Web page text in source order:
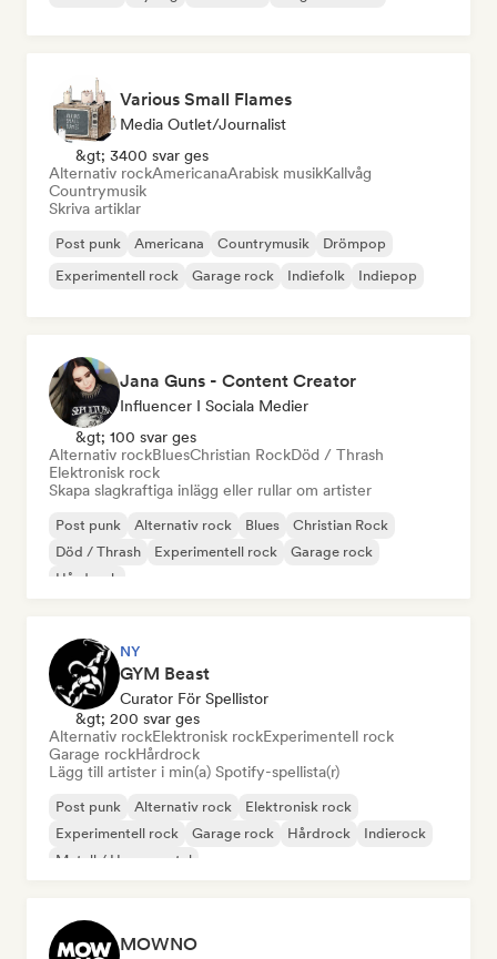
Various Small Flames
Media Outlet/Journalist
&gt; 3400 svar ges
Alternativ rockAmericanaArabisk musikKallvåg
Countrymusik
Skriva artiklar
Post punk Americana Countrymusik
Drömpop
Experimentell rock
Garage rock Indiefolk Indiepop
Jana Guns - Content Creator
Influencer I Sociala Medier
&gt; 100 svar ges
Alternativ rockBluesChristian RockDöd / Thrash
Elektronisk rock
Skapa slagkraftiga inlägg eller rullar om artister
Post punk Alternativ rock Blues
Christian Rock
Död / Thrash
Experimentell rock
Garage rock
Hårdrock
NY
GYM Beast
Curator För Spellistor
&gt; 200 svar ges
Alternativ rockElektronisk rockExperimentell rock
Garage rockHårdrock
Lägg till artister i min(a) Spotify-spellista(r)
Post punk Alternativ rock
Elektronisk rock
Experimentell rock
Garage rock Hårdrock
Indierock
Metall / Heavy metal
MOWNO